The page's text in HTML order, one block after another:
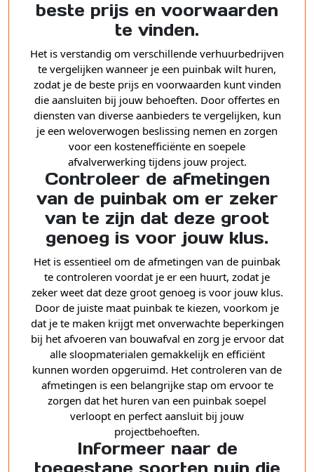
beste prijs en voorwaarden
te vinden.
Het is verstandig om verschillende verhuurbedrijven
te vergelijken wanneer je een puinbak wilt huren,
zodat je de beste prijs en voorwaarden kunt vinden
die aansluiten bij jouw behoeften. Door offertes en
diensten van diverse aanbieders te vergelijken, kun
je een weloverwogen beslissing nemen en zorgen
voor een kostenefficiënte en soepele
afvalverwerking tijdens jouw project.
Controleer de afmetingen
van de puinbak om er zeker
van te zijn dat deze groot
genoeg is voor jouw klus.
Het is essentieel om de afmetingen van de puinbak
te controleren voordat je er een huurt, zodat je
zeker weet dat deze groot genoeg is voor jouw klus.
Door de juiste maat puinbak te kiezen, voorkom je
dat je te maken krijgt met onverwachte beperkingen
bij het afvoeren van bouwafval en zorg je ervoor dat
alle sloopmaterialen gemakkelijk en efficiënt
kunnen worden opgeruimd. Het controleren van de
afmetingen is een belangrijke stap om ervoor te
zorgen dat het huren van een puinbak soepel
verloopt en perfect aansluit bij jouw
projectbehoeften.
Informeer naar de